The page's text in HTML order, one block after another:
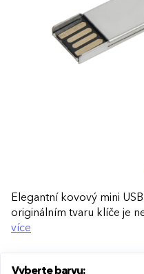
Elegantní kovový mini
originálním tvaru klíče je
vaše data, ale také
více
Vyberte barvu: